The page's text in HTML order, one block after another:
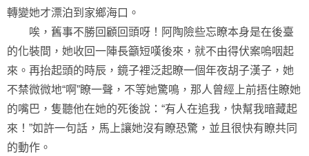
轉變她才漂泊到家鄉海口。
唉，舊事不勝回顧回頭呀！阿陶險些忘瞭本身是在後臺
的化裝間，她收回一陣長籲短嘆後來，就不由得伏案嗚咽起
來。再抬起頭的時辰，鏡子裡泛起瞭一個年夜胡子漢子，她
不禁微微地“啊”瞭一聲，不等她驚鳴，那人曾經上前捂住瞭她
的嘴巴，隻聽他在她的死後說：“有人在追我，快幫我暗藏起
來！”如許一句話，馬上讓她沒有瞭恐驚，並且很快有瞭共同
的動作。